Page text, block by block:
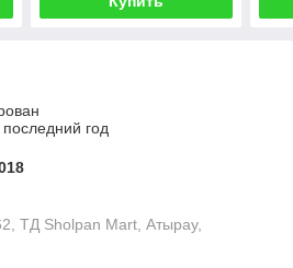
год
ТД Sholpan Mart, Атырау,